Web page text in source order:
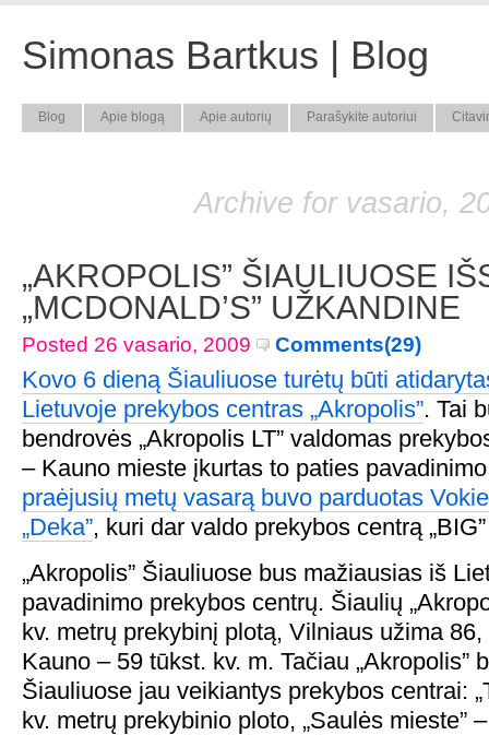
Simonas Bartkus | Blog
Blog Apie blogą Apie autorių Parašykite autoriui
Archive for vasario,
„AKROPOLIS” ŠIAULIUOSE
„MCDONALD’S” UŽKANDINE
Posted 26 vasario, 2009 Comments(29)
Kovo 6 dieną Šiauliuose turėtų būti
Lietuvoje prekybos centras „Akropolis”. Tai
bendrovės „Akropolis LT” valdomas
– Kauno mieste įkurtas to paties
praėjusių metų vasarą buvo parduotas
„Deka”, kuri dar valdo prekybos centrą
„Akropolis” Šiauliuose bus mažiausias iš
pavadinimo prekybos centrų. Šiaulių
kv. metrų prekybinį plotą, Vilniaus užima
Kauno – 59 tūkst. kv. m. Tačiau „Akropolis”
Šiauliuose jau veikiantys prekybos centrai:
kv. metrų prekybinio ploto, „Saulės mieste”